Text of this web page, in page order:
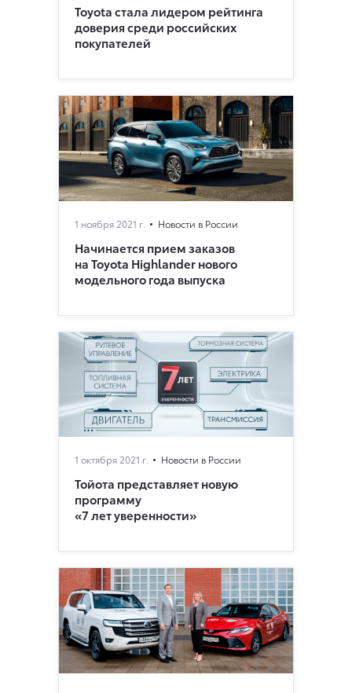
Toyota стала лидером рейтинга
доверия среди российских
покупателей
1 ноября 2021 г. Новости в России
Начинается прием заказов
на Toyota Highlander нового
модельного года выпуска
1 октября 2021 г. Новости в России
Тойота представляет новую
программу
«7 лет уверенности»